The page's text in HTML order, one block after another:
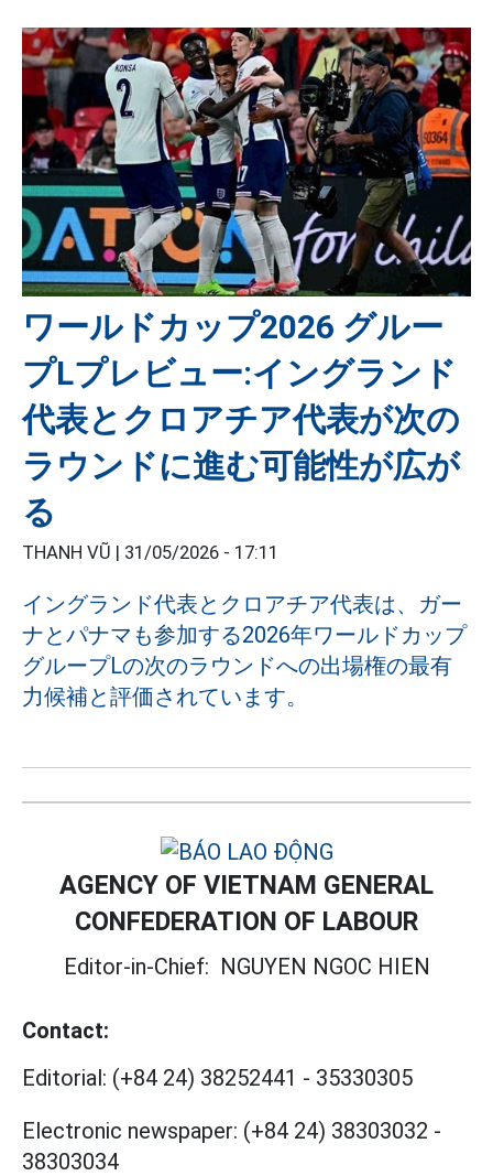
ワールドカップ2026 グルー
プLプレビュー:イングランド
代表とクロアチア代表が次の
ラウンドに進む可能性が広が
る
THANH VŨ | 31/05/2026 - 17:11
イングランド代表とクロアチア代表は、ガー
ナとパナマも参加する2026年ワールドカップ
グループLの次のラウンドへの出場権の最有
力候補と評価されています。
AGENCY OF VIETNAM GENERAL
CONFEDERATION OF LABOUR
Editor-in-Chief: NGUYEN NGOC HIEN
Contact:
Editorial: (+84 24) 38252441 - 35330305
Electronic newspaper: (+84 24) 38303032 -
38303034